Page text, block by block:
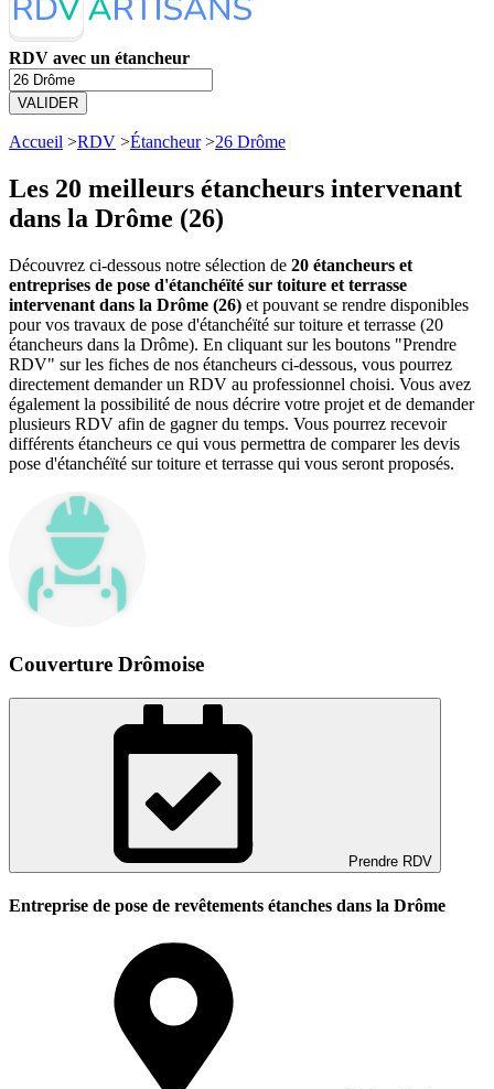
RDV avec un étancheur
VALIDER
Accueil >RDV >Étancheur>26 Drôme
Les 20 meilleurs étancheurs intervenant
dans la Drôme (26)
Découvrez ci-dessous notre sélection de 20 étancheurs et
entreprises de pose d'étanchéïté sur toiture et terrasse
intervenant dans la Drôme (26) et pouvant se rendre disponibles
pour vos travaux de pose d'étanchéïté sur toiture et terrasse (20
étancheurs dans la Drôme). En cliquant sur les boutons "Prendre
RDV" sur les fiches de nos étancheurs ci-dessous, vous pourrez
directement demander un RDV au professionnel choisi. Vous avez
également la possibilité de nous décrire votre projet et de demander
plusieurs RDV afin de gagner du temps. Vous pourrez recevoir
différents étancheurs ce qui vous permettra de comparer les devis
pose d'étanchéïté sur toiture et terrasse qui vous seront proposés.
Couverture Drômoise
Prendre RDV
Entreprise de pose de revêtements étanches dans la Drôme